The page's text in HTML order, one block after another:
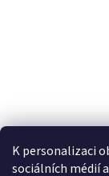
K personalizaci
sociálních médií